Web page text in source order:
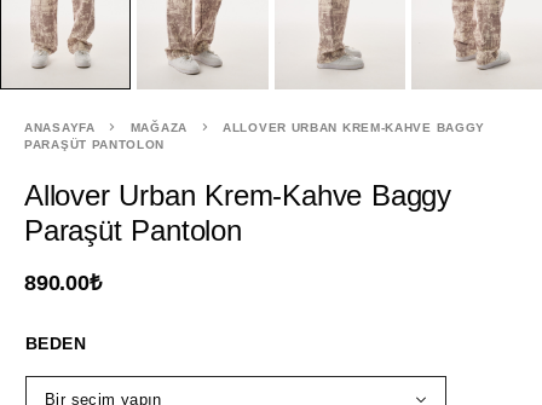
ANASAYFA MAĞAZA
ALLOVER URBAN KREM-KAHVE BAGGY
PARAŞÜT PANTOLON
Allover Urban Krem-Kahve Baggy
Paraşüt Pantolon
890.00₺
BEDEN